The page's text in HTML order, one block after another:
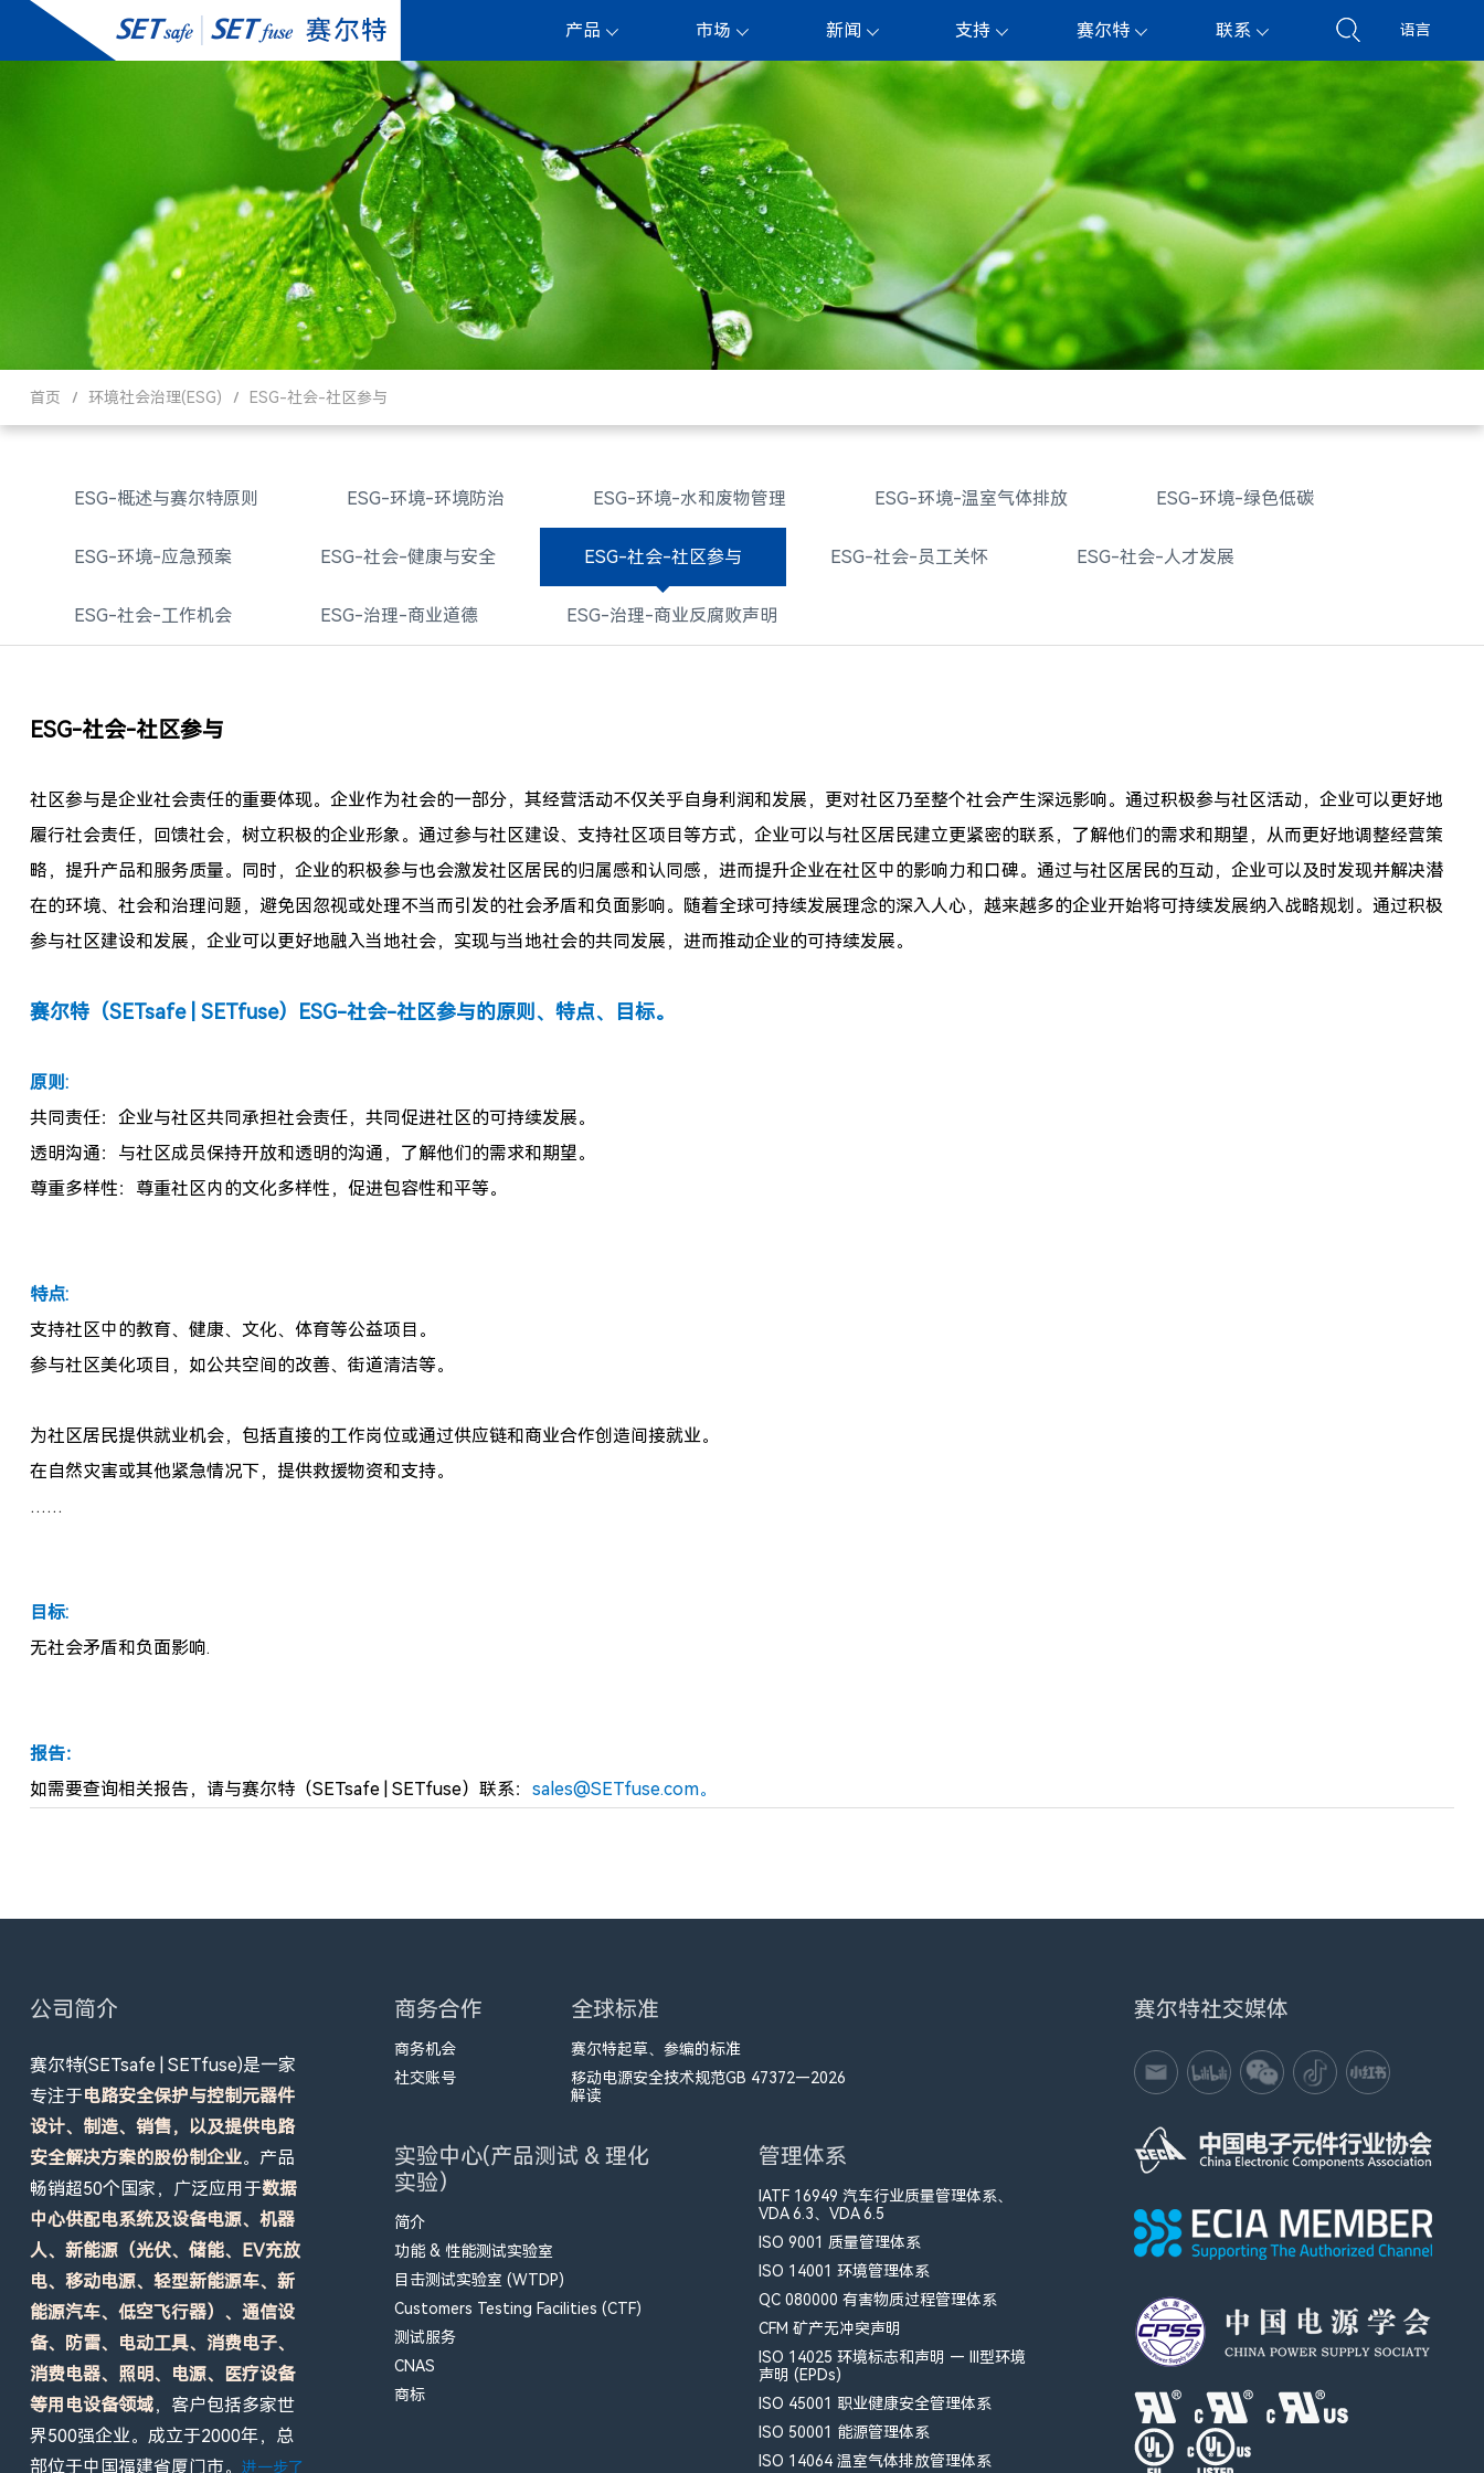
产品 市场 新闻 支持 赛尔特 联系 语言
首页 环境社会治理(ESG) ESG-社会-社区参与
ESG-概述与赛尔特原则 ESG-环境-环境防治 ESG-环境-水和废物管理 ESG-环境-温室气体排放 ESG-环境-绿色低碳
ESG-环境-应急预案 ESG-社会-健康与安全 ESG-社会-社区参与 ESG-社会-员工关怀 ESG-社会-人才发展
ESG-社会-工作机会 ESG-治理-商业道德 ESG-治理-商业反腐败声明
ESG-社会-社区参与
社区参与是企业社会责任的重要体现。企业作为社会的一部分，其经营活动不仅关乎自身利润和发展，更对社区乃至整个社会产生深远影响。通过积极参与社区活动，企业可以更好地
履行社会责任，回馈社会，树立积极的企业形象。通过参与社区建设、支持社区项目等方式，企业可以与社区居民建立更紧密的联系，了解他们的需求和期望，从而更好地调整经营策
略，提升产品和服务质量。同时，企业的积极参与也会激发社区居民的归属感和认同感，进而提升企业在社区中的影响力和口碑。通过与社区居民的互动，企业可以及时发现并解决潜
在的环境、社会和治理问题，避免因忽视或处理不当而引发的社会矛盾和负面影响。随着全球可持续发展理念的深入人心，越来越多的企业开始将可持续发展纳入战略规划。通过积极
参与社区建设和发展，企业可以更好地融入当地社会，实现与当地社会的共同发展，进而推动企业的可持续发展。
赛尔特（SETsafe | SETfuse）ESG-社会-社区参与的原则、特点、目标。
原则:
共同责任：企业与社区共同承担社会责任，共同促进社区的可持续发展。
透明沟通：与社区成员保持开放和透明的沟通，了解他们的需求和期望。
尊重多样性：尊重社区内的文化多样性，促进包容性和平等。
特点:
支持社区中的教育、健康、文化、体育等公益项目。
参与社区美化项目，如公共空间的改善、街道清洁等。
为社区居民提供就业机会，包括直接的工作岗位或通过供应链和商业合作创造间接就业。
在自然灾害或其他紧急情况下，提供救援物资和支持。
……
目标:
无社会矛盾和负面影响.
报告：
如需要查询相关报告，请与赛尔特（SETsafe | SETfuse）联系： sales@SETfuse.com。
公司简介
赛尔特(SETsafe | SETfuse)是一家
专注于电路安全保护与控制元器件
设计、制造、销售，以及提供电路
安全解决方案的股份制企业。产品
畅销超50个国家，广泛应用于数据
中心供配电系统及设备电源、机器
人、新能源（光伏、储能、EV充放
电、移动电源、轻型新能源车、新
能源汽车、低空飞行器）、通信设
备、防雷、电动工具、消费电子、
消费电器、照明、电源、医疗设备
等用电设备领域，客户包括多家世
界500强企业。成立于2000年，总
部位于中国福建省厦门市。
进一步了
商务合作
商务机会
社交账号
全球标准
赛尔特起草、参编的标准
移动电源安全技术规范GB 47372—2026
解读
实验中心(产品测试 & 理化
实验）
简介
功能 & 性能测试实验室
目击测试实验室 (WTDP)
Customers Testing Facilities (CTF)
测试服务
CNAS
商标
管理体系
IATF 16949 汽车行业质量管理体系、
VDA 6.3、VDA 6.5
ISO 9001 质量管理体系
ISO 14001 环境管理体系
QC 080000 有害物质过程管理体系
CFM​ 矿产无冲突声明
ISO 14025 环境标志和声明 — III型环境
声明 (EPDs)
ISO 45001 职业健康安全管理体系
ISO 50001 能源管理体系
ISO 14064 温室气体排放管理体系
赛尔特社交媒体